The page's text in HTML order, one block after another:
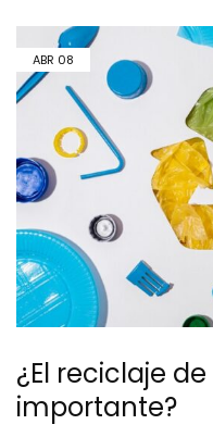
ABR 08
¿El reciclaje
importante?